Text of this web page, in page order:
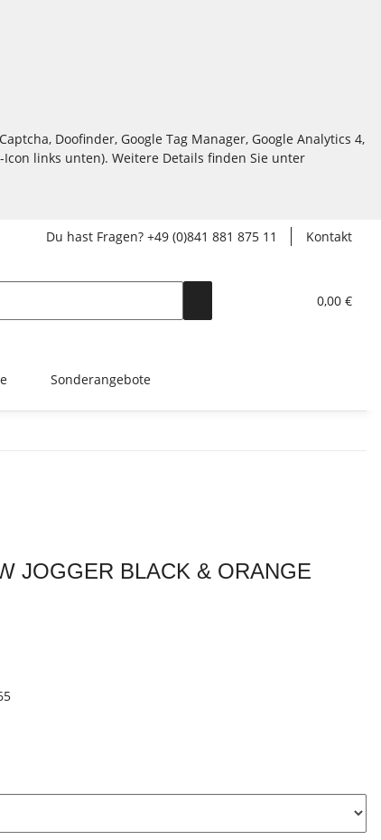
Doofinder, Google Tag Manager, Google Analytics 4,
links unten). Weitere Details finden Sie unter
Du hast Fragen? +49 (0)841 881 875 11
Kontakt
0,00 €
Sonderangebote
JOGGER BLACK & ORANGE